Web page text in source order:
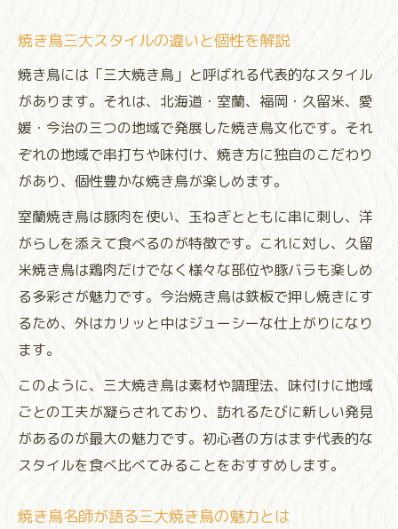
焼き鳥三大スタイルの違いと個性を解説
焼き鳥には「三大焼き鳥」と呼ばれる代表的なスタイル
があります。それは、北海道・室蘭、福岡・久留米、愛
媛・今治の三つの地域で発展した焼き鳥文化です。それ
ぞれの地域で串打ちや味付け、焼き方に独自のこだわり
があり、個性豊かな焼き鳥が楽しめます。
室蘭焼き鳥は豚肉を使い、玉ねぎとともに串に刺し、洋
がらしを添えて食べるのが特徴です。これに対し、久留
米焼き鳥は鶏肉だけでなく様々な部位や豚バラも楽しめ
る多彩さが魅力です。今治焼き鳥は鉄板で押し焼きにす
るため、外はカリッと中はジューシーな仕上がりになり
ます。
このように、三大焼き鳥は素材や調理法、味付けに地域
ごとの工夫が凝らされており、訪れるたびに新しい発見
があるのが最大の魅力です。初心者の方はまず代表的な
スタイルを食べ比べてみることをおすすめします。
焼き鳥名師が語る三大焼き鳥の魅力とは